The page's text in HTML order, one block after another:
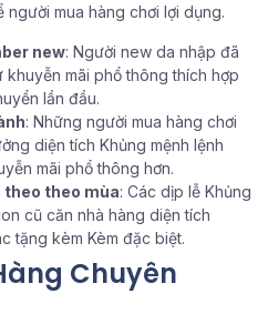
mua hàng chơi lợi dụng.
new: Người new da nhập đã
mãi phổ thông thích hợp
lần đầu.
: Những người mua hàng chơi
diện tích Khủng mệnh lệnh
mãi phổ thông hơn.
theo theo mùa: Các dịp lễ Khủng
cũ căn nhà hàng diện tích
tặng kèm Kèm đặc biệt.
Chuyên